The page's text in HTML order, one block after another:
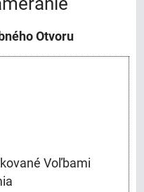
Otvoru
Voľbami